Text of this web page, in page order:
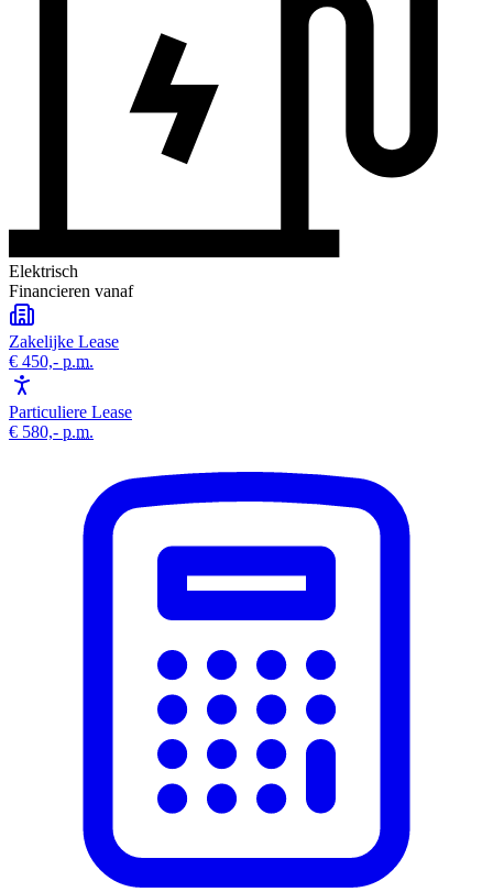
Elektrisch
Financieren vanaf
Zakelijke Lease
€ 450,- p.m.
Particuliere Lease
€ 580,- p.m.